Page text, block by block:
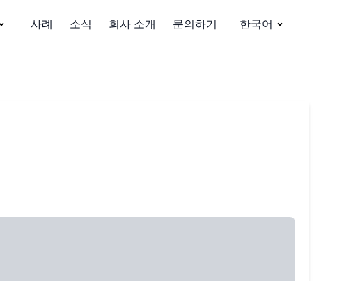
사례 소식 회사 소개 문의하기 한국어